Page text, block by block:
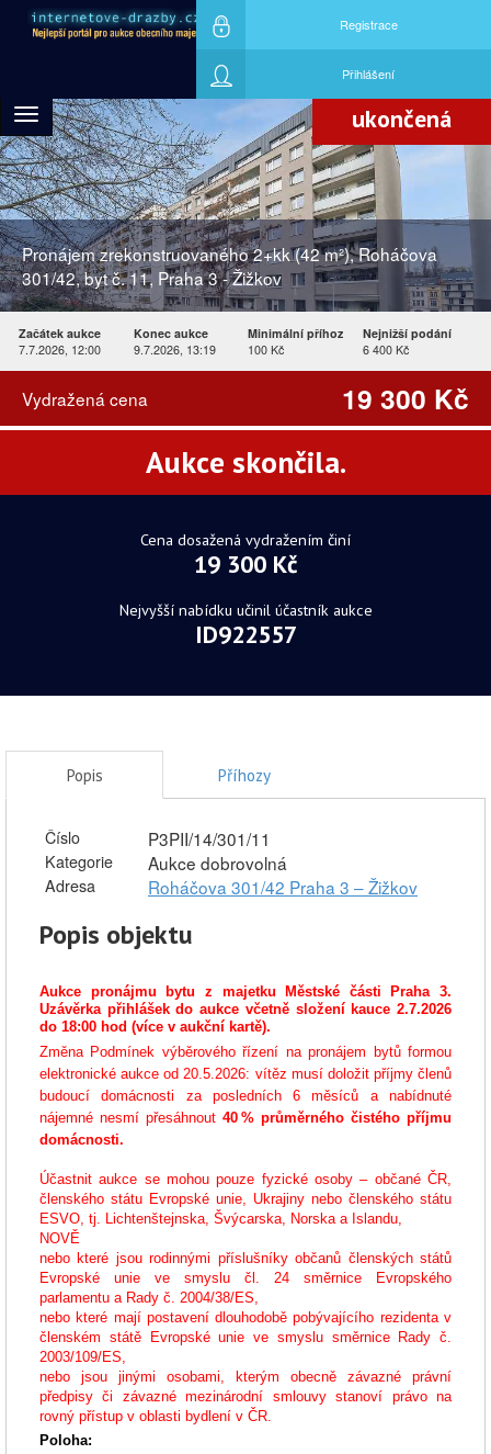
Registrace
Přihlášení
Nejvyšší nabídku učinil účastník aukce
Toggle
navigation
ukončená
Pronájem zrekonstruovaného 2+kk (42 m²), Roháčova
301/42, byt č. 11, Praha 3 - Žižkov
Začátek aukce
7.7.2026, 12:00
Konec aukce
9.7.2026, 13:19
Minimální příhoz
100 Kč
Nejnižší podání
6 400 Kč
Vydražená cena
19 300 Kč
Aukce skončila.
Cena dosažená vydražením činí
19 300 Kč
Nejvyšší nabídku učinil účastník aukce
ID922557
Popis Příhozy
Číslo P3PII/14/301/11
Kategorie Aukce dobrovolná
Adresa Roháčova 301/42 Praha 3 – Žižkov
Popis objektu
Aukce pronájmu bytu z majetku Městské části Praha 3.
Uzávěrka přihlášek do aukce včetně složení kauce 2.7.2026
do 18:00 hod (více v aukční kartě).
Změna Podmínek výběrového řízení na pronájem bytů formou
elektronické aukce od 20.5.2026: vítěz musí doložit příjmy členů
budoucí domácnosti za posledních 6 měsíců a nabídnuté
nájemné nesmí přesáhnout 40 % průměrného čistého příjmu
domácnosti.
Účastnit aukce se mohou pouze fyzické osoby – občané ČR,
členského státu Evropské unie, Ukrajiny nebo členského státu
ESVO, tj. Lichtenštejnska, Švýcarska, Norska a Islandu,
NOVĚ
nebo které jsou rodinnými příslušníky občanů členských států
Evropské unie ve smyslu čl. 24 směrnice Evropského
parlamentu a Rady č. 2004/38/ES,
nebo které mají postavení dlouhodobě pobývajícího rezidenta v
členském státě Evropské unie ve smyslu směrnice Rady č.
2003/109/ES,
nebo jsou jinými osobami, kterým obecně závazné právní
předpisy či závazné mezinárodní smlouvy stanoví právo na
rovný přístup v oblasti bydlení v ČR.
Poloha: